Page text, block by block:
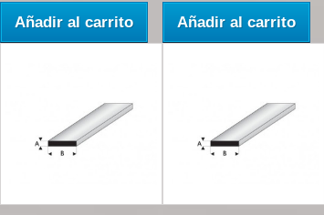
Añadir al carrito Añadir al carrito